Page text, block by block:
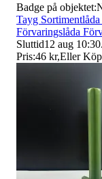
Badge på objektet:
Tayg
Förvaringslåda
Sluttid12 aug 10:30.
Pris:46 kr,Eller